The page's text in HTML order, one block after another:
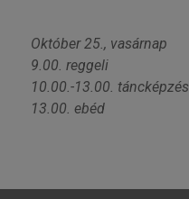
Október 25., vasárnap
9.00. reggeli
10.00.-13.00. táncképzés
13.00. ebéd